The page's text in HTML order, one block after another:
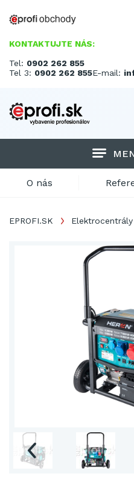
KONTAKTUJTE NÁS:
Tel: 0902 262 855
Tel 3: 0902 262 855E-mail:
O nás
EPROFI.SK Elektrocentrály